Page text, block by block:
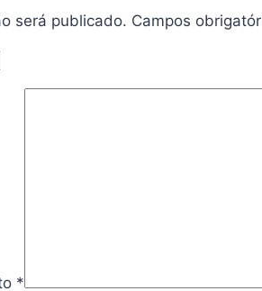
será publicado. Campos
*